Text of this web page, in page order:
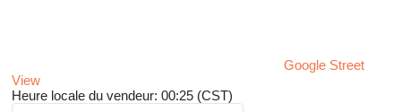
Google Street
View
Heure locale du vendeur: 00:25 (CST)